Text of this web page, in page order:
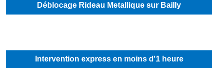
Déblocage Rideau Metallique sur Bailly
Intervention express en moins d'1 heure